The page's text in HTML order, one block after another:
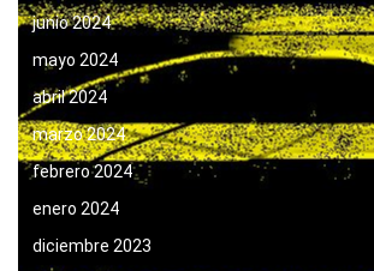
junio 2024
mayo 2024
abril 2024
marzo 2024
febrero 2024
enero 2024
diciembre 2023